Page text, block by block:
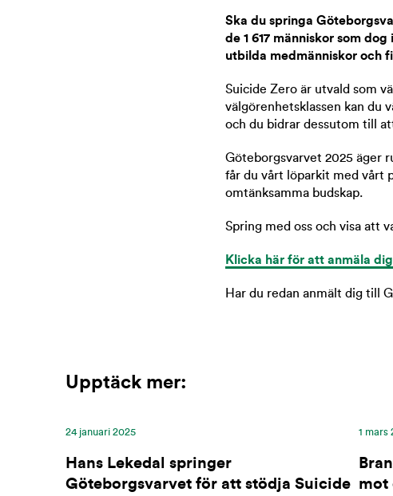
Ska du springa
de 1 617 människor som
utbilda medmänniskor och
Suicide Zero är utvald som
välgörenhetsklassen kan du
och du bidrar dessutom till
Göteborgsvarvet 2025 äger
får du vårt löparkit med vårt
omtänksamma budskap.
Spring med oss och visa att
Klicka här för att anmäla
Har du redan anmält dig till
Upptäck mer:
24 januari 2025
Hans Lekedal springer
Göteborgsvarvet för att stödja Suicide
1 mars
mot